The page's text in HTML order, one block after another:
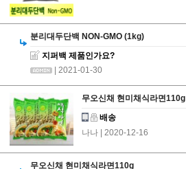
분리대두단백 NON-GMO (1kg)
지퍼백 제품인가요?
| 2021-01-30
무오신채 현미채식라면110g
배송
나나
| 2020-12-16
무오신채 현미채식라면110g